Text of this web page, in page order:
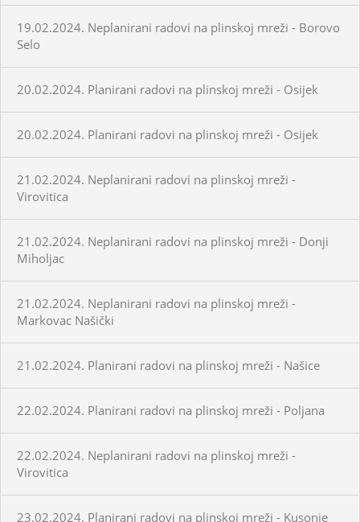
19.02.2024. Neplanirani radovi na plinskoj mreži - Borovo
Selo
20.02.2024. Planirani radovi na plinskoj mreži - Osijek
20.02.2024. Planirani radovi na plinskoj mreži - Osijek
21.02.2024. Neplanirani radovi na plinskoj mreži -
Virovitica
21.02.2024. Neplanirani radovi na plinskoj mreži - Donji
Miholjac
21.02.2024. Neplanirani radovi na plinskoj mreži -
Markovac Našički
21.02.2024. Planirani radovi na plinskoj mreži - Našice
22.02.2024. Planirani radovi na plinskoj mreži - Poljana
22.02.2024. Neplanirani radovi na plinskoj mreži -
Virovitica
23.02.2024. Planirani radovi na plinskoj mreži - Kusonje